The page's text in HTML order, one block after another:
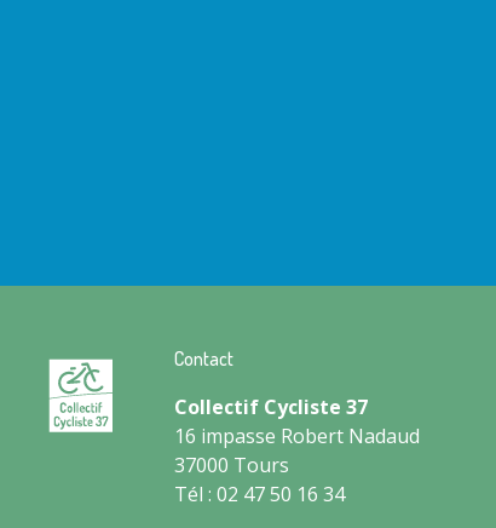
Contact
Collectif Cycliste 37
16 impasse Robert Nadaud
37000 Tours
Tél : 02 47 50 16 34